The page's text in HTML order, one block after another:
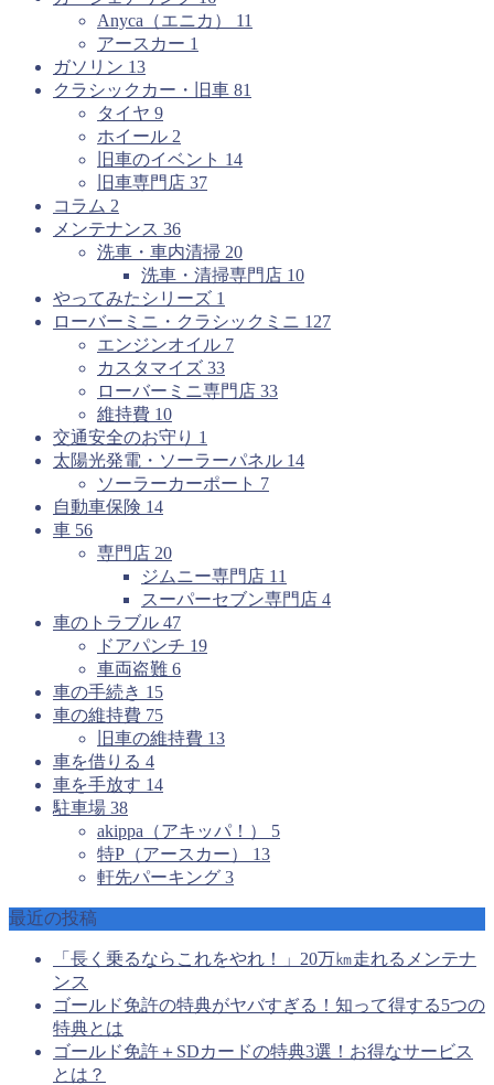
Anyca（エニカ） 11
アースカー 1
ガソリン 13
クラシックカー・旧車 81
タイヤ 9
ホイール 2
旧車のイベント 14
旧車専門店 37
コラム 2
メンテナンス 36
洗車・車内清掃 20
洗車・清掃専門店 10
やってみたシリーズ 1
ローバーミニ・クラシックミニ 127
エンジンオイル 7
カスタマイズ 33
ローバーミニ専門店 33
維持費 10
交通安全のお守り 1
太陽光発電・ソーラーパネル 14
ソーラーカーポート 7
自動車保険 14
車 56
専門店 20
ジムニー専門店 11
スーパーセブン専門店 4
車のトラブル 47
ドアパンチ 19
車両盗難 6
車の手続き 15
車の維持費 75
旧車の維持費 13
車を借りる 4
車を手放す 14
駐車場 38
akippa（アキッパ！） 5
特P（アースカー） 13
軒先パーキング 3
最近の投稿
「長く乗るならこれをやれ！」20万㎞走れるメンテナ
ンス
ゴールド免許の特典がヤバすぎる！知って得する5つの
特典とは
ゴールド免許＋SDカードの特典3選！お得なサービス
とは？